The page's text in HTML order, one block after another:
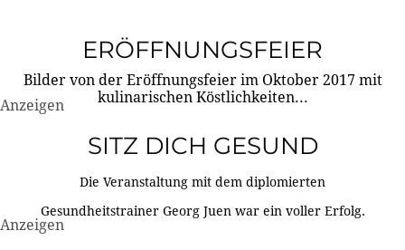
ERÖFFNUNGSFEIER
Bilder von der Eröffnungsfeier im Oktober 2017 mit
kulinarischen Köstlichkeiten...
Anzeigen
SITZ DICH GESUND
Die Veranstaltung mit dem diplomierten
Gesundheitstrainer Georg Juen war ein voller Erfolg.
Anzeigen